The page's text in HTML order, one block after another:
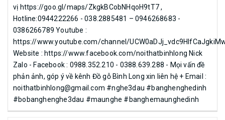
vị https://goo.gl/maps/ZkgkBCobNHqoH9tT7 ,
Hotline:0944222266 - 038.2885481 – 0946268683 -
0386266789 Youtube :
https://www.youtube.com/channel/
Website : https://www.facebook.com/noithatbinhlong Nick
Zalo - Facebook : 0988.352.210 - 0388.639.288 - Mọi vấn đề
phản ảnh, góp ý về kênh Đồ gỗ Bình Long xin liên hệ + Email :
noithatbinhlong@gmail.com #nghe3dau #banghenghedinh
#bobanghenghe3dau #maunghe #banghemaunghedinh